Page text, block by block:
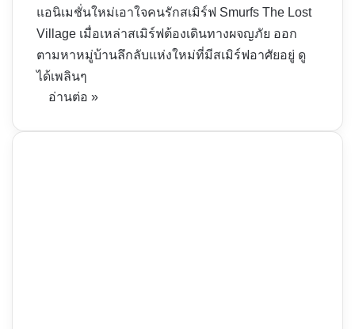
แอนิเมชั่นใหม่เอาใจคนรักสเมิร์ฟ Smurfs The Lost
Village เมื่อเหล่าสเมิร์ฟต้องเดินทางผจญภัย ออก
ตามหาหมู่บ้านลึกลับแห่งใหม่ที่มีสเมิร์ฟอาศัยอยู่ ดู
ได้เพลินๆ
อ่านต่อ »